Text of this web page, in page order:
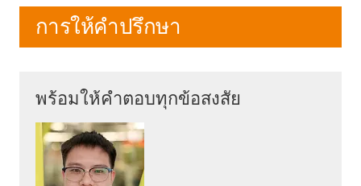
การให้คำปรึกษา
พร้อมให้คำตอบทุกข้อสงสัย